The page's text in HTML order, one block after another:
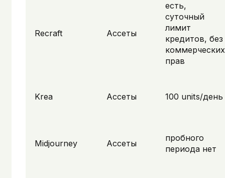
Recraft Ассеты
есть,
суточный
лимит
кредитов, без
коммерческих
прав
Krea Ассеты 100 units/день
Midjourney Ассеты
пробного
периода нет